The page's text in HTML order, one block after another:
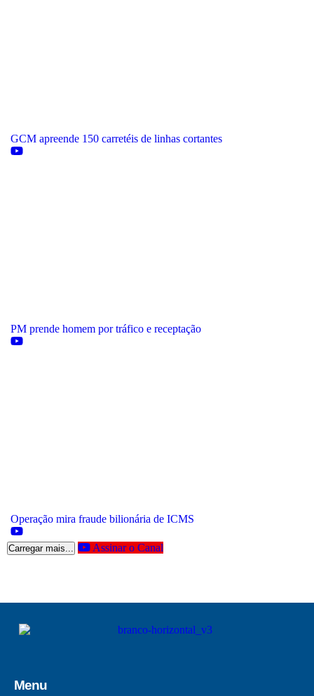
GCM apreende 150 carretéis de linhas cortantes
PM prende homem por tráfico e receptação
Operação mira fraude bilionária de ICMS
Carregar mais... Assinar o Canal
Menu